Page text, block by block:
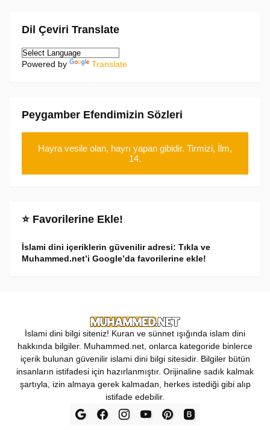
Dil Çeviri Translate
Powered by Translate
Peygamber Efendimizin Sözleri
Hayra vesile olan, hayrı yapan gibidir. Tirmizi, İlm,
14.
⭐ Favorilerine Ekle!
İslami dini içeriklerin güvenilir adresi: Tıkla ve
Muhammed.net’i Google’da favorilerine ekle!
İslami dini bilgi siteniz! Kuran ve sünnet ışığında islam dini
hakkında bilgiler. Muhammed.net, onlarca kategoride binlerce
içerik bulunan güvenilir islami dini bilgi sitesidir. Bilgiler bütün
insanların istifadesi için hazırlanmıştır. Orijinaline sadık kalmak
şartıyla, izin almaya gerek kalmadan, herkes istediği gibi alıp
istifade edebilir.